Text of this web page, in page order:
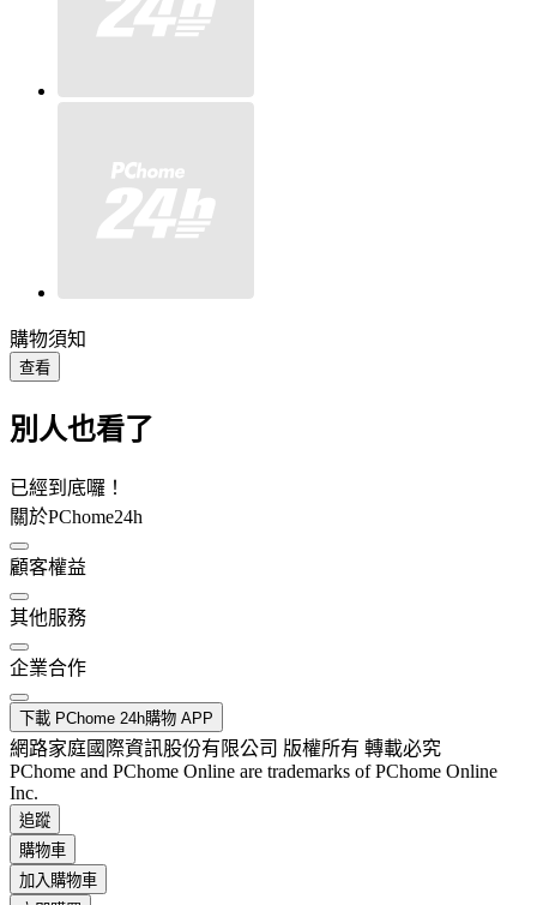
購物須知
查看
別人也看了
已經到底囉！
關於PChome24h
顧客權益
其他服務
企業合作
下載 PChome 24h購物 APP
網路家庭國際資訊股份有限公司 版權所有 轉載必究
PChome and PChome Online are trademarks of PChome Online
Inc.
追蹤
購物車
加入購物車